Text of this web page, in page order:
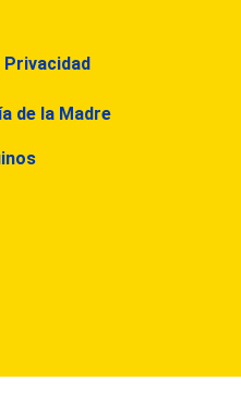
de la Madre